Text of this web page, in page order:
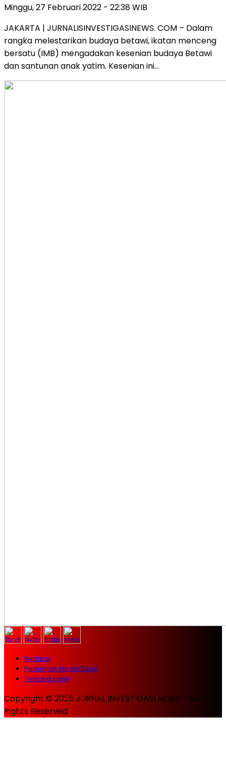
Minggu, 27 Februari 2022 - 22:38 WIB
JAKARTA | JURNALISINVESTIGASINEWS. COM – Dalam
rangka melestarikan budaya betawi, ikatan menceng
bersatu (IMB) mengadakan kesenian budaya Betawi
dan santunan anak yatim. Kesenian ini…
Redaksi
Pedoman Media Siber
Tentang kami
Copyright © 2026 JURNAL INVESTIGASI NEWS - All
Rights Reserved